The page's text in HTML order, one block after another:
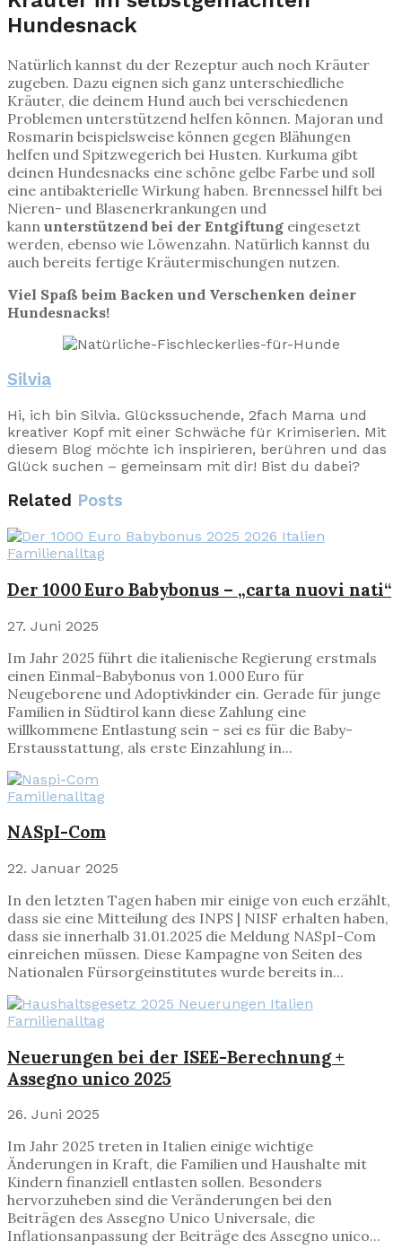
Hundesnack
Natürlich kannst du der Rezeptur auch noch Kräuter
zugeben. Dazu eignen sich ganz unterschiedliche
Kräuter, die deinem Hund auch bei verschiedenen
Problemen unterstützend helfen können. Majoran und
Rosmarin beispielsweise können gegen Blähungen
helfen und Spitzwegerich bei Husten. Kurkuma gibt
deinen Hundesnacks eine schöne gelbe Farbe und soll
eine antibakterielle Wirkung haben. Brennessel hilft bei
Nieren- und Blasenerkrankungen und
kann unterstützend bei der Entgiftung eingesetzt
werden, ebenso wie Löwenzahn. Natürlich kannst du
auch bereits fertige Kräutermischungen nutzen.
Viel Spaß beim Backen und Verschenken deiner
Hundesnacks!
Silvia
Hi, ich bin Silvia. Glückssuchende, 2fach Mama und
kreativer Kopf mit einer Schwäche für Krimiserien. Mit
diesem Blog möchte ich inspirieren, berühren und das
Glück suchen – gemeinsam mit dir! Bist du dabei?
Related Posts
Familienalltag
Der 1000 Euro Babybonus – „carta nuovi nati“
27. Juni 2025
Im Jahr 2025 führt die italienische Regierung erstmals
einen Einmal-Babybonus von 1.000 Euro für
Neugeborene und Adoptivkinder ein. Gerade für junge
Familien in Südtirol kann diese Zahlung eine
willkommene Entlastung sein – sei es für die Baby-
Erstausstattung, als erste Einzahlung in...
Familienalltag
NASpI-Com
22. Januar 2025
In den letzten Tagen haben mir einige von euch erzählt,
dass sie eine Mitteilung des INPS | NISF erhalten haben,
dass sie innerhalb 31.01.2025 die Meldung NASpI-Com
einreichen müssen. Diese Kampagne von Seiten des
Nationalen Fürsorgeinstitutes wurde bereits in...
Familienalltag
Neuerungen bei der ISEE-Berechnung +
Assegno unico 2025
26. Juni 2025
Im Jahr 2025 treten in Italien einige wichtige
Änderungen in Kraft, die Familien und Haushalte mit
Kindern finanziell entlasten sollen. Besonders
hervorzuheben sind die Veränderungen bei den
Beiträgen des Assegno Unico Universale, die
Inflationsanpassung der Beiträge des Assegno unico...